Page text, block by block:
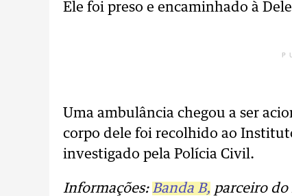
Ele foi preso e encaminhado à
Uma ambulância chegou a ser
corpo dele foi recolhido ao
investigado pela Polícia Civil.
Informações: Banda B, parceiro do